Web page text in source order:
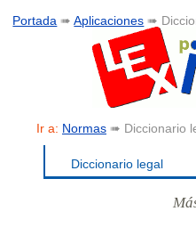
Portada ➠Aplicaciones ➠
Ir a: Normas ➠ Diccionario
Diccionario legal